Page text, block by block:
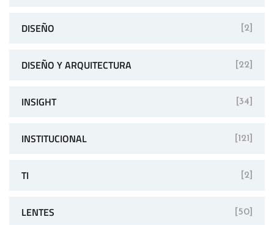
DISEÑO [2]
DISEÑO Y ARQUITECTURA [22]
INSIGHT [34]
INSTITUCIONAL [121]
TI [2]
LENTES [50]